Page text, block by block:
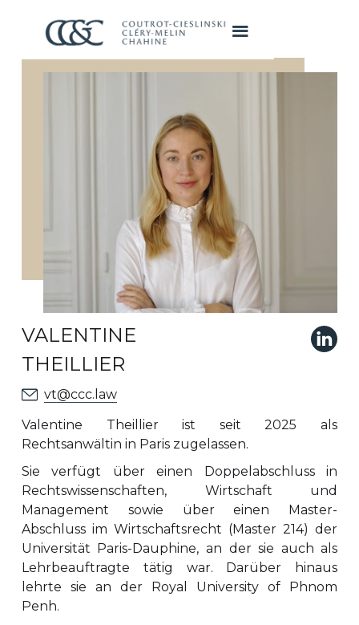
VALENTINE
THEILLIER
vt@ccc.law
Valentine Theillier ist seit 2025 als
Rechtsanwältin in Paris zugelassen.
Sie verfügt über einen Doppelabschluss in
Rechtswissenschaften, Wirtschaft und
Management sowie über einen Master-
Abschluss im Wirtschaftsrecht (Master 214) der
Universität Paris-Dauphine, an der sie auch als
Lehrbeauftragte tätig war. Darüber hinaus
lehrte sie an der Royal University of Phnom
Penh.